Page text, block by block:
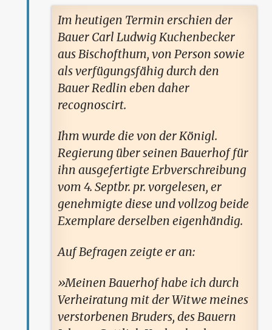
Im heutigen Termin erschien der
Bauer Carl Ludwig Kuchenbecker
aus Bischofthum, von Person sowie
als verfügungsfähig durch den
Bauer Redlin eben daher
recognoscirt.
Ihm wurde die von der Königl.
Regierung über seinen Bauerhof für
ihn ausgefertigte Erbverschreibung
vom 4. Septbr. pr. vorgelesen, er
genehmigte diese und vollzog beide
Exemplare derselben eigenhändig.
Auf Befragen zeigte er an:
Meinen Bauerhof habe ich durch
Verheiratung mit der Witwe meines
verstorbenen Bruders, des Bauern